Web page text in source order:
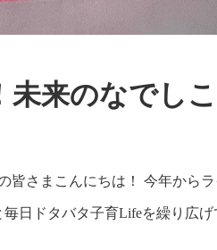
未来のなでし
皆さまこんにちは！ 今年から
毎日ドタバタ子育Lifeを繰り広げ